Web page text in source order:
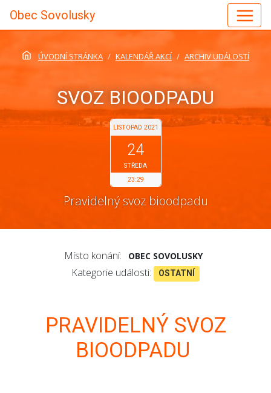
Obec Sovolusky
ÚVODNÍ STRÁNKA KALENDÁŘ AKCÍ ARCHIV UDÁLOSTÍ
SVOZ BIOODPADU
LISTOPAD 2021
24
STŘEDA
23:29
Pravidelný svoz bioodpadu
Místo konání: OBEC SOVOLUSKY
Kategorie události: OSTATNÍ
PRAVIDELNÝ SVOZ
BIOODPADU